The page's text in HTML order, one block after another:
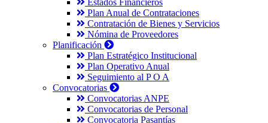
Estados Financieros
Plan Anual de Contrataciones
Contratación de Bienes y Servicios
Nómina de Proveedores
Planificación
Plan Estratégico Institucional
Plan Operativo Anual
Seguimiento al P O A
Convocatorias
Convocatorias ANPE
Convocatorias de Personal
Convocatoria Pasantías